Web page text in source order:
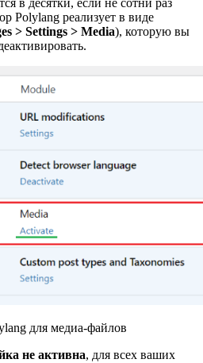
Polylang реализует в виде
> Settings > Media), которую вы
для медиа-файлов
не активна, для всех ваших